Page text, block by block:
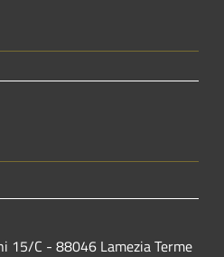
15/C - 88046 Lamezia Terme